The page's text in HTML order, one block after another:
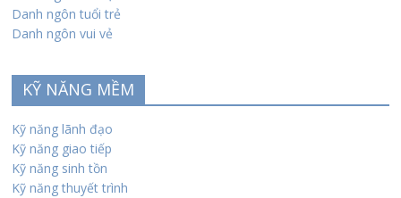
Danh ngôn tuổi trẻ
Danh ngôn vui vẻ
KỸ NĂNG MỀM
Kỹ năng lãnh đạo
Kỹ năng giao tiếp
Kỹ năng sinh tồn
Kỹ năng thuyết trình